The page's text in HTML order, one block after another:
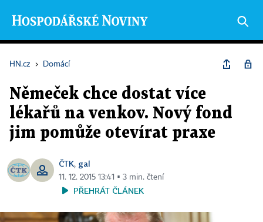
HN.cz › Domácí
Němeček chce dostat více
lékařů na venkov. Nový fond
jim pomůže otevírat praxe
ČTK, gal
11. 12. 2015 13:41 ▪ 3 min. čtení
PŘEHRÁT ČLÁNEK